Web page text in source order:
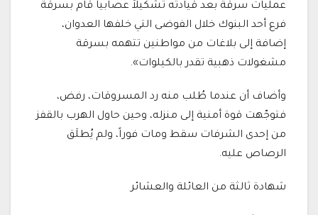
عمليات سرقة بعد قيادته تشكيلاً عصابياً قام بسرقة
فرع أحد البنوك خلال الفوضى التي خلفها العدوان،
إضافة إلى بلاغات من مواطنين تتهمه بسرقة
مشغولات ذهبية تقدر بالكيلوات».
وأضاف أن عندما طُلب منه رد المسروقات، رفض،
فتوجّهت قوة أمنية إلى منزله، وحين حاول الهرب بالقفز
من إحدى الشرفات سقط ومات فوراً، ولم يُطلَق
الرصاص عليه.
شهادة ثالثة من العائلة والعشائر